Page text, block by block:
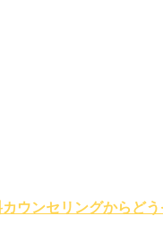
ウンセリングからどう